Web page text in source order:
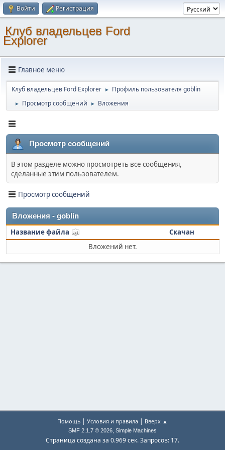
Войти Регистрация
Клуб владельцев Ford
Explorer
Главное меню
Клуб владельцев Ford Explorer ► Профиль пользователя goblin
► Просмотр сообщений ► Вложения
Просмотр сообщений
В этом разделе можно просмотреть все сообщения,
сделанные этим пользователем.
Просмотр сообщений
Вложения - goblin
Название файла
Скачан
Вложений нет.
Помощь | Условия и правила | Вверх ▲
SMF 2.1.7 © 2026, Simple Machines
Страница создана за 0.969 сек. Запросов: 17.